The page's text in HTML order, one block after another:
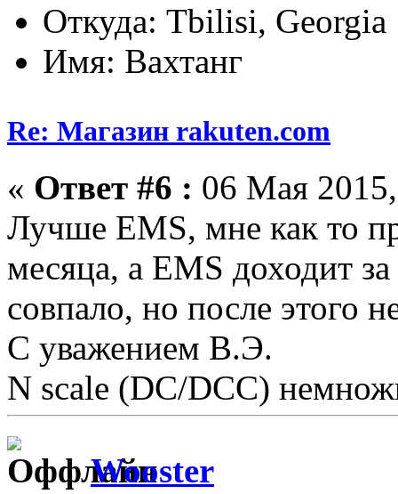
Откуда: Tbilisi, Georgia
Имя: Вахтанг
Re: Магазин rakuten.com
« Ответ #6 : 06 Мая
Лучше EMS, мне как то
месяца, а EMS доходит
совпало, но после этого
С уважением В.Э.
N scale (DC/DCC)
Wooster